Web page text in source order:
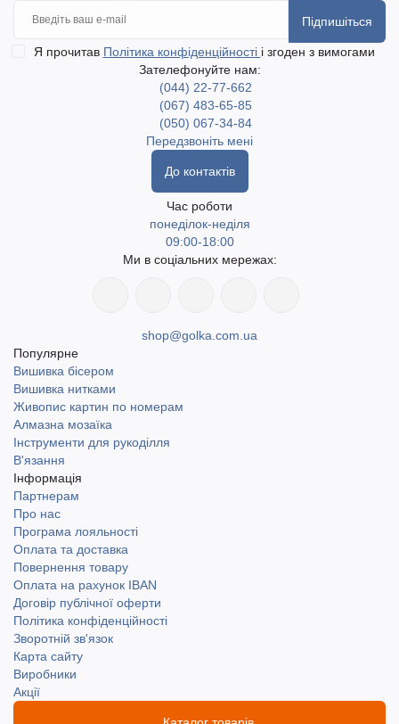
Підпишіться
Я прочитав Політика конфіденційності і згоден з вимогами
Зателефонуйте нам:
(044) 22-77-662
(067) 483-65-85
(050) 067-34-84
Передзвоніть мені
До контактів
Час роботи
понеділок-неділя
09:00-18:00
Ми в соціальних мережах:
shop@golka.com.ua
Популярне
Вишивка бісером
Вишивка нитками
Живопис картин по номерам
Алмазна мозаїка
Інструменти для рукоділля
В'язання
Інформація
Партнерам
Про нас
Програма лояльності
Оплата та доставка
Повернення товару
Оплата на рахунок IBAN
Договір публічної оферти
Політика конфіденційності
Зворотній зв'язок
Карта сайту
Виробники
Акції